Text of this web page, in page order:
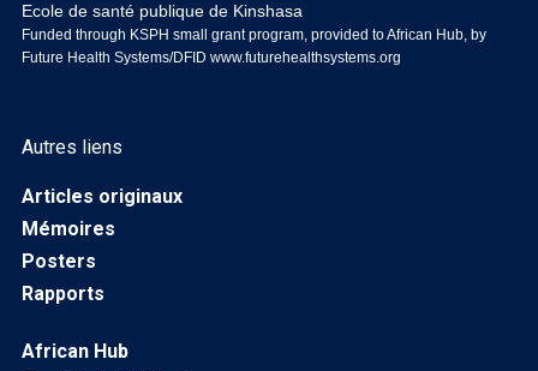
Ecole de santé publique de Kinshasa
Funded through KSPH small grant program, provided to African Hub, by
Future Health Systems/DFID www.futurehealthsystems.org
Autres liens
Articles originaux
Mémoires
Posters
Rapports
African Hub